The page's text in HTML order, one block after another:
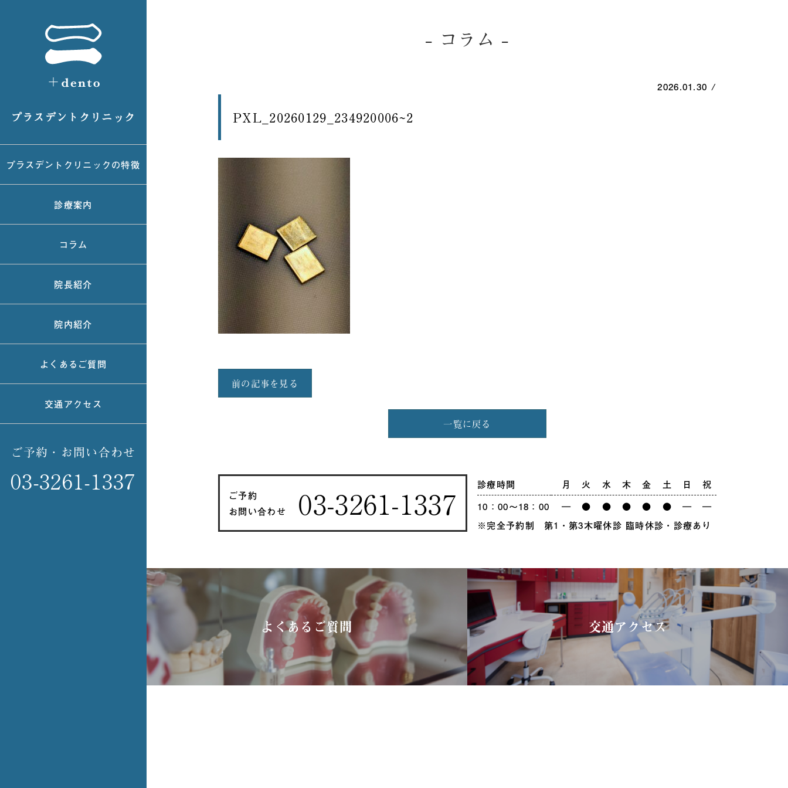
プラスデントクリニック
プラスデントクリニックの特徴
診療案内
コラム
院長紹介
院内紹介
よくあるご質問
交通アクセス
ご予約・お問い合わせ
03-3261-1337
- コラム -
2026.01.30 /
PXL_20260129_234920006~2
前の記事を見る
一覧に戻る
ご予約
お問い合わせ
03-3261-1337 診療時間 月 火 水 木 金 土 日
祝
10：00〜18：00
― ● ● ● ● ● ―
―
※完全予約制 第1・第3木曜休診 臨時休診・診療あり
よくあるご質問 交通アクセス